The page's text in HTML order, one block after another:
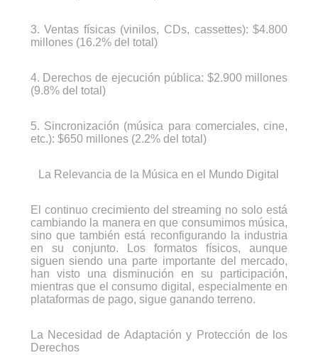
3. Ventas físicas (vinilos, CDs, cassettes): $4.800
millones (16.2% del total)
4. Derechos de ejecución pública: $2.900 millones
(9.8% del total)
5. Sincronización (música para comerciales, cine,
etc.): $650 millones (2.2% del total)
La Relevancia de la Música en el Mundo Digital
El continuo crecimiento del streaming no solo está
cambiando la manera en que consumimos música,
sino que también está reconfigurando la industria
en su conjunto. Los formatos físicos, aunque
siguen siendo una parte importante del mercado,
han visto una disminución en su participación,
mientras que el consumo digital, especialmente en
plataformas de pago, sigue ganando terreno.
La Necesidad de Adaptación y Protección de los
Derechos